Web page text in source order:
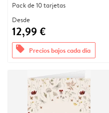
Pack de 10 tarjetas
Desde
12,99 €
offers Precios bajos cada día